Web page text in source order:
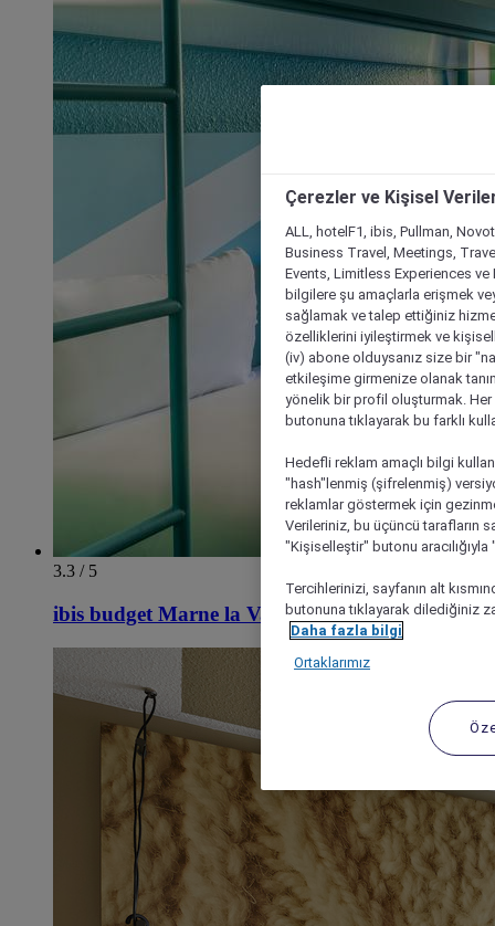
3.3 / 5
ibis budget Marne la Vallée Chelles
Çerezler ve Kişisel
ALL, hotelF1, ibis, Pullman,
Business Travel, Meetings,
Events, Limitless Experiences
bilgilere şu amaçlarla erişmek
sağlamak ve talep ettiğiniz
özelliklerini iyileştirmek ve
(iv) abone olduysanız size bir
etkileşime girmenize olanak
yönelik bir profil oluşturmak.
butonuna tıklayarak bu farklı
Hedefli reklam amaçlı bilgi
"hash"lenmiş (şifrelenmiş)
reklamlar göstermek için
Verileriniz, bu üçüncü tarafların
"Kişiselleştir" butonu
Tercihlerinizi, sayfanın alt
butonuna tıklayarak dilediğiniz
Daha fazla bilgi
Ortaklarımız